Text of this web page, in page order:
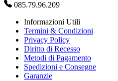
085.79.96.209
Informazioni Utili
Termini & Condizioni
Privacy Policy
Diritto di Recesso
Metodi di Pagamento
Spedizioni e Consegne
Garanzie